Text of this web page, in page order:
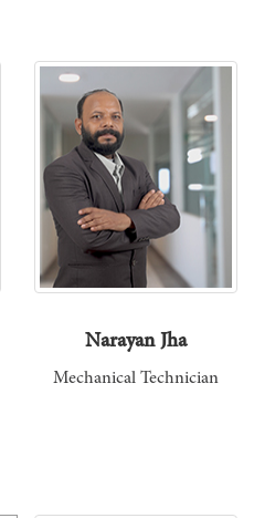
Narayan Jha
Mechanical Technician